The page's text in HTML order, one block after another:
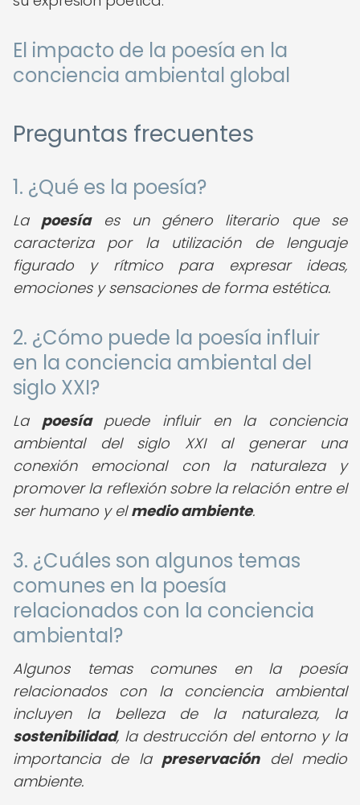
El impacto de la poesía en la
conciencia ambiental global
Preguntas frecuentes
1. ¿Qué es la poesía?
La poesíaes un género literario que se
caracteriza por la utilización de lenguaje
figurado y rítmico para expresar ideas,
emociones y sensaciones de forma estética.
2. ¿Cómo puede la poesía influir
en la conciencia ambiental del
siglo XXI?
La poesíapuede influir en la conciencia
ambiental del siglo XXI al generar una
conexión emocional con la naturaleza y
promover la reflexión sobre la relación entre el
ser humano y elmedio ambiente.
3. ¿Cuáles son algunos temas
comunes en la poesía
relacionados con la conciencia
ambiental?
Algunos temas comunes en la poesía
relacionados con la conciencia ambiental
incluyen la belleza de la naturaleza, la
sostenibilidad, la destrucción del entorno y la
importancia de la preservacióndel medio
ambiente.